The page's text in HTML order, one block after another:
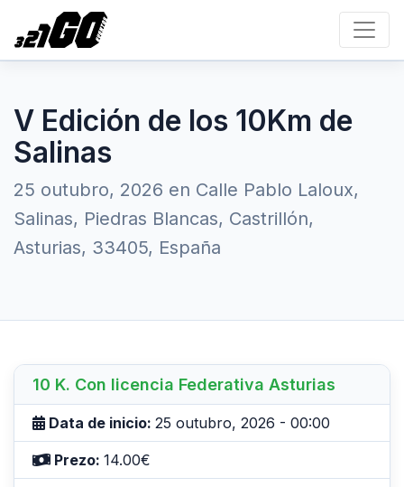
V Edición de los 10Km de
Salinas
25 outubro, 2026 en Calle Pablo Laloux,
Salinas, Piedras Blancas, Castrillón,
Asturias, 33405, España
10 K. Con licencia Federativa Asturias
Data de inicio: 25 outubro, 2026 - 00:00
Prezo: 14.00€